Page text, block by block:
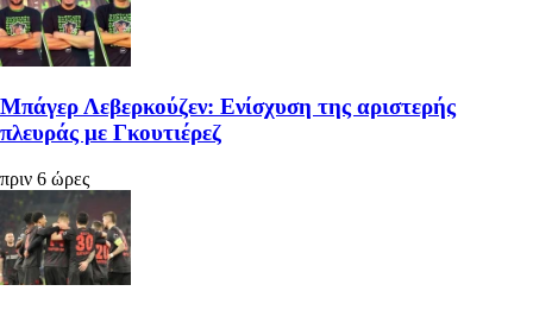
Μπάγερ Λεβερκούζεν: Ενίσχυση της αριστερής
πλευράς με Γκουτιέρεζ
πριν 6 ώρες